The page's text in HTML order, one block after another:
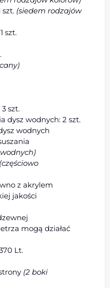
szt. (siedem rodzajów
szt.
szt.
dysz wodnych: 2 szt.
wodnych
(częściowo
z akrylem
jakości
mogą działać
Lt.
(2 boki